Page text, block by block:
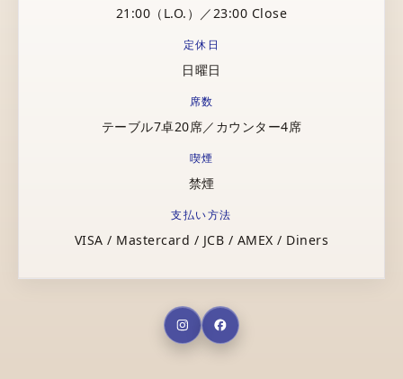
21:00（L.O.）／23:00 Close
定休日
日曜日
席数
テーブル7卓20席／カウンター4席
喫煙
禁煙
支払い方法
VISA / Mastercard / JCB / AMEX / Diners